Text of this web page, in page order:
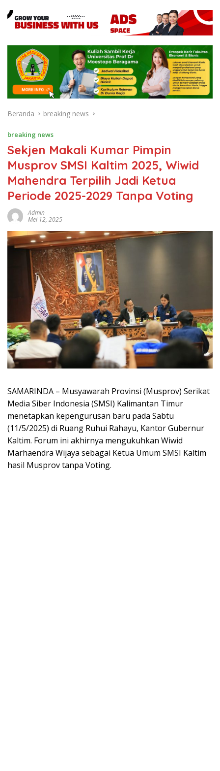
Beranda breaking news
breaking news
Sekjen Makali Kumar Pimpin
Musprov SMSI Kaltim 2025, Wiwid
Mahendra Terpilih Jadi Ketua
Periode 2025-2029 Tanpa Voting
Admin
Mei 12, 2025
SAMARINDA – Musyawarah Provinsi (Musprov) Serikat
Media Siber Indonesia (SMSI) Kalimantan Timur
menetapkan kepengurusan baru pada Sabtu
(11/5/2025) di Ruang Ruhui Rahayu, Kantor Gubernur
Kaltim. Forum ini akhirnya mengukuhkan Wiwid
Marhaendra Wijaya sebagai Ketua Umum SMSI Kaltim
hasil Musprov tanpa Voting.